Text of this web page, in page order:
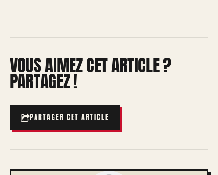
VOUS AIMEZ CET ARTICLE ?
PARTAGEZ !
PARTAGER CET ARTICLE